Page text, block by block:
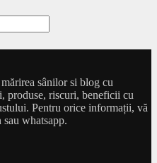
sânilor si blog cu
produse, riscuri, beneficii cu
Pentru orice informații, vă
whatsapp.